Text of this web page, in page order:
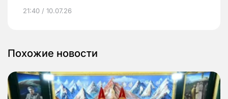
21:40 / 10.07.26
Похожие новости